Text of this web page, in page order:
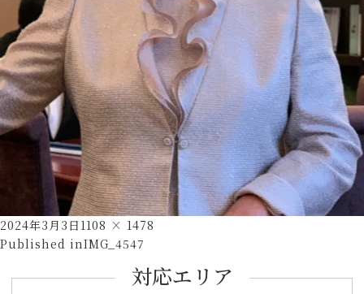
Posted
on
2024年3月3日 Full
size
1108 × 1478
投
Published inIMG_4547
対応エリア